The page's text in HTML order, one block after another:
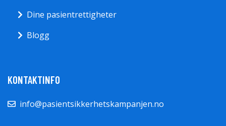
Dine pasientrettigheter
Blogg
KONTAKTINFO
info@pasientsikkerhetskampanjen.no